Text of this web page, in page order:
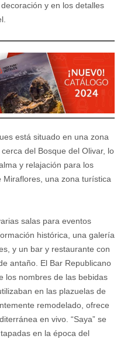
y en los detalles
está situado en una zona
del Bosque del Olivar, lo
y relajación para los
Miraflores, una zona turística
salas para eventos
histórica, una galería
y un bar y restaurante con
antaño. El Bar Republicano
los nombres de las bebidas
en las plazuelas de
remodelado, ofrece
en vivo. “Saya” se
en la época del